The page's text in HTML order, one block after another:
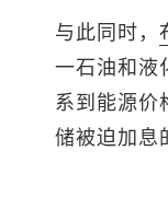
与此同时，
一石油和液
系到能源价
储被迫加息